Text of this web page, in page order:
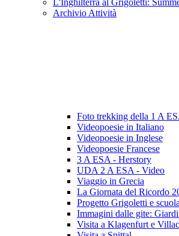
L'Inghilterra al Grigoletti:
Archivio Attività
Foto trekking della 1 A
Videopoesie in Italiano
Videopoesie in Inglese
Videopoesie Francese
3 A ESA - Herstory
UDA 2 A ESA - Video
Viaggio in Grecia
La Giornata del Ricordo
Progetto Grigoletti e
Immagini dalle gite:
Visita a Klagenfurt e